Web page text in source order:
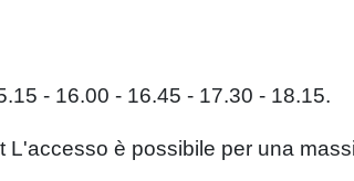
- 16.00 - 16.45 - 17.30 - 18.15.
è possibile per una